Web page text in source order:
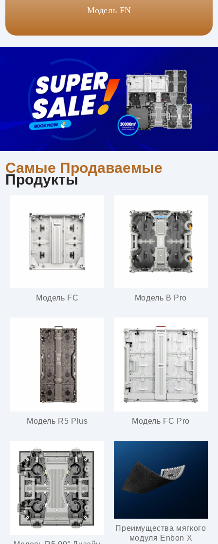
Модель FN
Самые Продаваемые
Продукты
Модель FC Модель B Pro
Модель R5 Plus Модель FC Pro
Преимущества мягкого
модуля Enbon X